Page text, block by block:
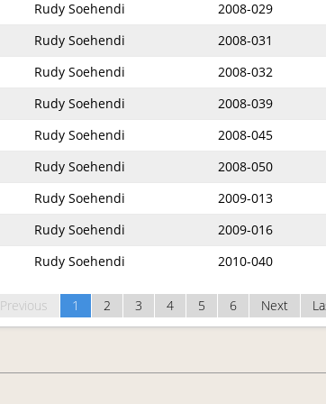
Rudy Soehendi
2008-029
Rudy Soehendi
2008-031
Rudy Soehendi
2008-032
Rudy Soehendi
2008-039
Rudy Soehendi
2008-045
Rudy Soehendi
2008-050
Rudy Soehendi
2009-013
Rudy Soehendi
2009-016
Rudy Soehendi 2010-040
Previous 1 2 3 4 5 6 Next